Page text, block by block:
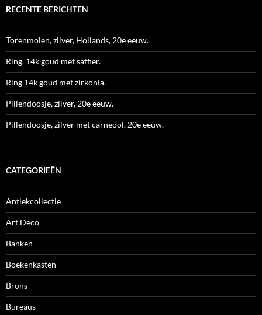
RECENTE BERICHTEN
Torenmolen, zilver, Hollands, 20e eeuw.
Ring, 14k goud met saffier.
Ring 14k goud met zirkonia.
Pillendoosje, zilver, 20e eeuw.
Pillendoosje, zilver met carneool, 20e eeuw.
CATEGORIEËN
Antiekcollectie
Art Deco
Banken
Boekenkasten
Brons
Bureaus